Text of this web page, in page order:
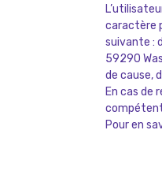
caractère
suivante :
59290
de cause,
En cas de
Pour en